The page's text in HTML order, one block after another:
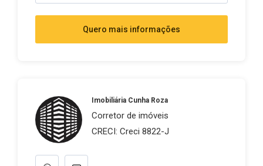
Quero mais informações
Imobiliária Cunha Roza
Corretor de imóveis
CRECI: Creci 8822-J